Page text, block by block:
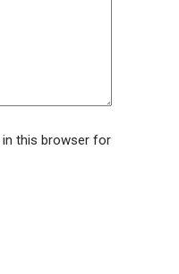
in this browser for